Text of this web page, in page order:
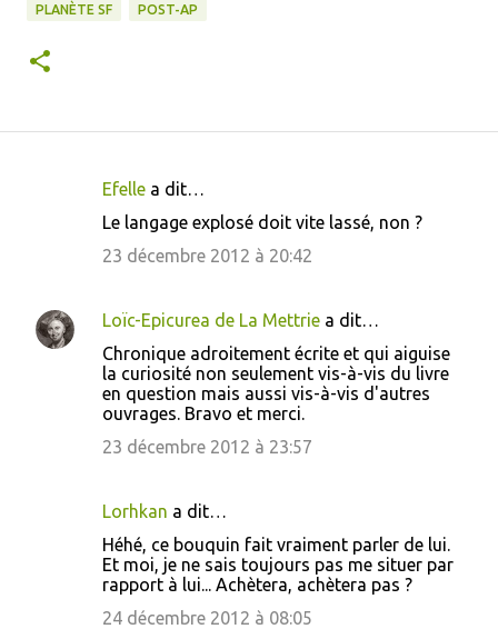
PLANÈTE SF POST-AP
e
Efelle a dit…
Le langage explosé doit vite lassé, non ?
23 décembre 2012 à 20:42
Loïc-Epicurea de La Mettrie a dit…
Chronique adroitement écrite et qui aiguise
la curiosité non seulement vis-à-vis du livre
en question mais aussi vis-à-vis d'autres
ouvrages. Bravo et merci.
23 décembre 2012 à 23:57
Lorhkan a dit…
Héhé, ce bouquin fait vraiment parler de lui.
Et moi, je ne sais toujours pas me situer par
rapport à lui... Achètera, achètera pas ?
24 décembre 2012 à 08:05